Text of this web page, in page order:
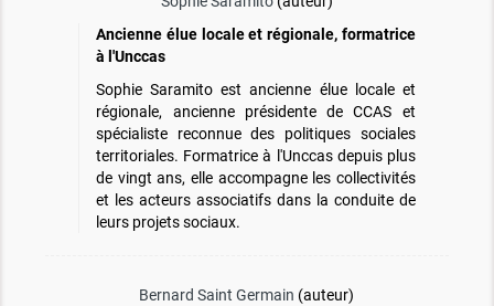
Ancienne élue locale et régionale, formatrice
à l'Unccas
Sophie Saramito est ancienne élue locale et
régionale, ancienne présidente de CCAS et
spécialiste reconnue des politiques sociales
territoriales. Formatrice à l'Unccas depuis plus
de vingt ans, elle accompagne les collectivités
et les acteurs associatifs dans la conduite de
leurs projets sociaux.
Bernard Saint Germain (auteur)